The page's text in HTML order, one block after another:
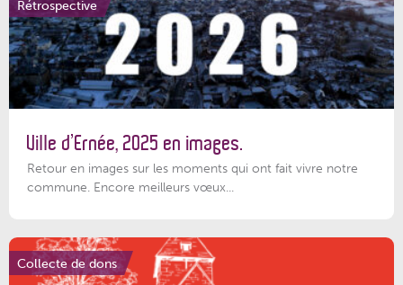
Rétrospective
Ville d’Ernée, 2025 en images.
Retour en images sur les moments qui ont fait vivre notre
commune. Encore meilleurs vœux...
Collecte de dons